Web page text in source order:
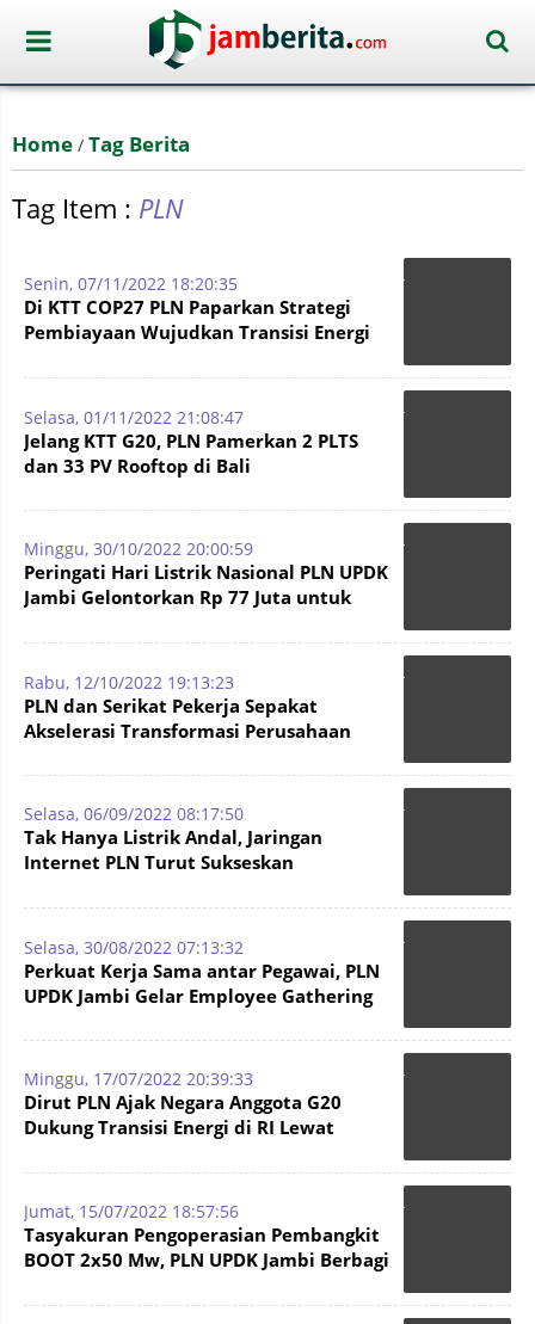
Home / Tag Berita
Tag Item : PLN
Senin, 07/11/2022 18:20:35
Di KTT COP27 PLN Paparkan Strategi
Pembiayaan Wujudkan Transisi Energi
Selasa, 01/11/2022 21:08:47
Jelang KTT G20, PLN Pamerkan 2 PLTS
dan 33 PV Rooftop di Bali
Minggu, 30/10/2022 20:00:59
Peringati Hari Listrik Nasional PLN UPDK
Jambi Gelontorkan Rp 77 Juta untuk
Rabu, 12/10/2022 19:13:23
PLN dan Serikat Pekerja Sepakat
Akselerasi Transformasi Perusahaan
Selasa, 06/09/2022 08:17:50
Tak Hanya Listrik Andal, Jaringan
Internet PLN Turut Sukseskan
Selasa, 30/08/2022 07:13:32
Perkuat Kerja Sama antar Pegawai, PLN
UPDK Jambi Gelar Employee Gathering
Minggu, 17/07/2022 20:39:33
Dirut PLN Ajak Negara Anggota G20
Dukung Transisi Energi di RI Lewat
Jumat, 15/07/2022 18:57:56
Tasyakuran Pengoperasian Pembangkit
BOOT 2x50 Mw, PLN UPDK Jambi Berbagi